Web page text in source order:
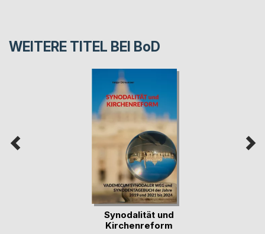
WEITERE TITEL BEI BoD
Synodalität und
Kirchenreform